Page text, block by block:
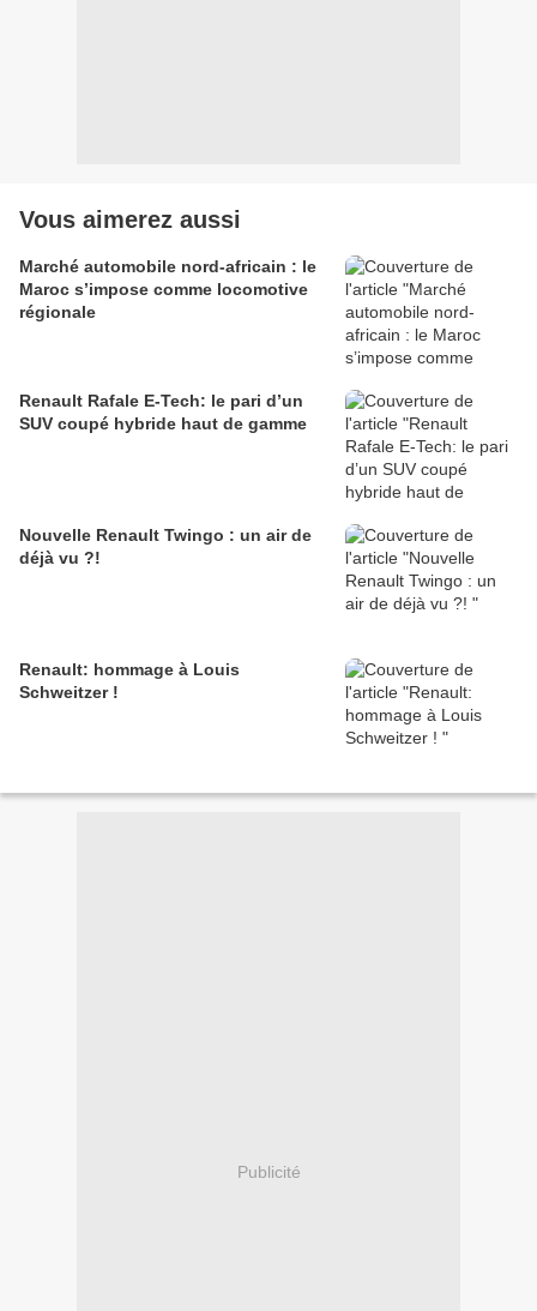
Vous aimerez aussi
Marché automobile nord-africain : le
Maroc s’impose comme locomotive
régionale
Renault Rafale E-Tech: le pari d’un
SUV coupé hybride haut de gamme
Nouvelle Renault Twingo : un air de
déjà vu ?!
Renault: hommage à Louis
Schweitzer !
Publicité